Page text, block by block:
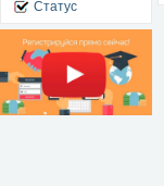
Статус